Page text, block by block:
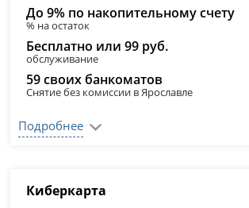
До 9% по накопительному счету
% на остаток
Бесплатно или 99 руб.
обслуживание
59 своих банкоматов
Снятие без комиссии в Ярославле
Подробнее
Киберкарта